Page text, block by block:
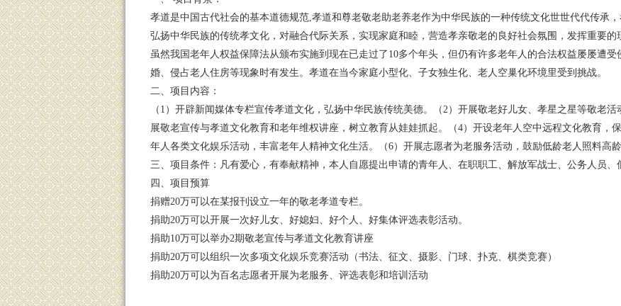
孝道是中国古代社会的基本道德规范,孝道和尊老敬老助老养老作为中华民族的一种传统文化世世代代传承
弘扬中华民族的传统孝文化，对融合代际关系，实现家庭和睦，营造孝亲敬老的良好社会氛围，发挥重要的
虽然我国老年人权益保障法从颁布实施到现在已走过了10多个年头，但仍有许多老年人的合法权益屡屡遭
婚、侵占老人住房等现象时有发生。孝道在当今家庭小型化、子女独生化、老人空巢化环境里受到挑战。
二、项目内容：
（1）开辟新闻媒体专栏宣传孝道文化，弘扬中华民族传统美德。（2）开展敬老好儿女、孝星之星等敬老
展敬老宣传与孝道文化教育和老年维权讲座，树立教育从娃娃抓起。（4）开设老年人空中远程文化教育，
年人各类文化娱乐活动，丰富老年人精神文化生活。（6）开展志愿者为老服务活动，鼓励低龄老人照料高龄
三、项目条件：凡有爱心，有奉献精神，本人自愿提出申请的青年人、在职职工、解放军战士、公务人员、
四、项目预算
捐赠20万可以在某报刊设立一年的敬老孝道专栏。
捐助20万可以开展一次好儿女、好媳妇、好个人、好集体评选表彰活动。
捐助10万可以举办2期敬老宣传与孝道文化教育讲座
捐助20万可以组织一次多项文化娱乐竞赛活动（书法、征文、摄影、门球、扑克、棋类竞赛）
捐助20万可以为百名志愿者开展为老服务、评选表彰和培训活动